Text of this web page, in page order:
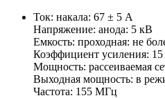
Ток: накала: 67 ± 5 А
Напряжение: анода: 5 кВ
Емкость: проходная: не
Коэффициент усиления: 15
Мощность: рассеиваемая
Выходная мощность: в
Частота: 155 МГц